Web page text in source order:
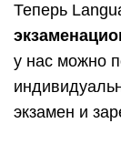
Теперь
у нас можно
экзамен и